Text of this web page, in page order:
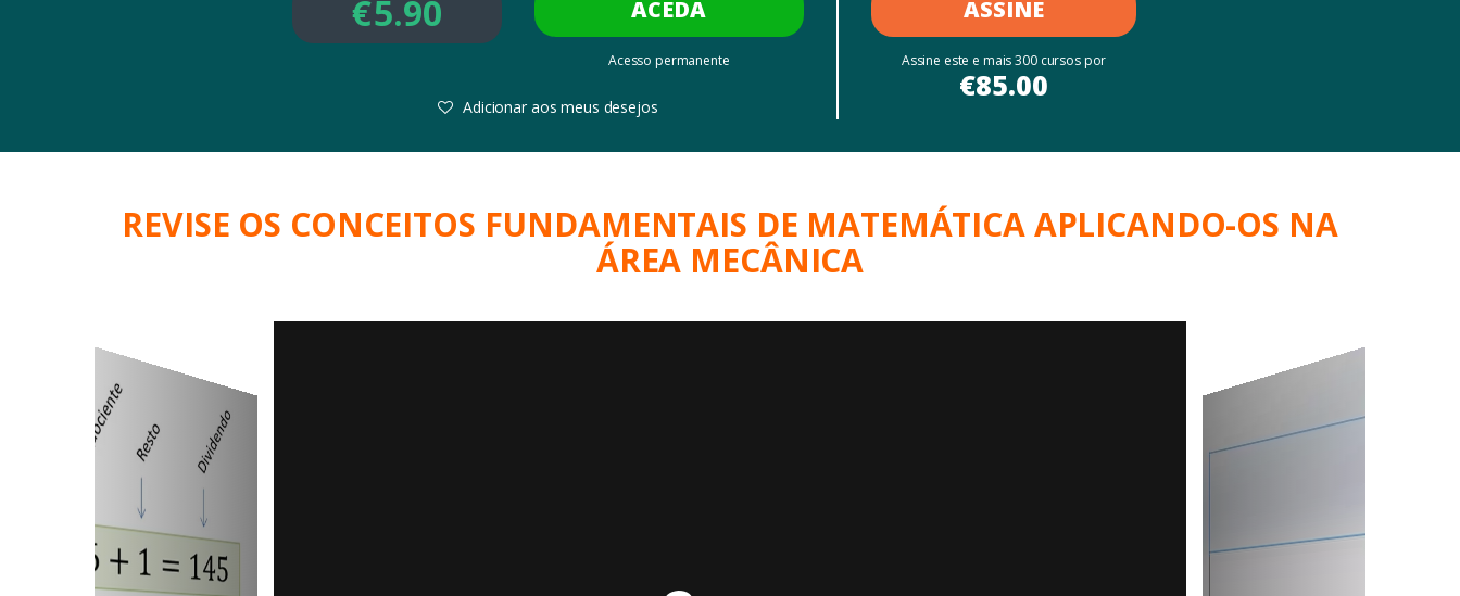
ACEDA
Acesso permanente
€5.90
Adicionar aos meus desejos
ASSINE
Assine este e mais 300 cursos por
€85.00
REVISE OS CONCEITOS FUNDAMENTAIS DE MATEMÁTICA APLICANDO-OS NA
ÁREA MECÂNICA